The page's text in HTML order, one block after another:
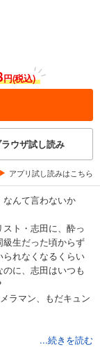
円(税込)
ウザ試し読み
アプリ試し読みはこちら
んて言わないか
ト・志田に、酔っ
生だった頃からず
れなくなるくらい
に、志田はいつも
ラマン、もだキュン
...続きを読む